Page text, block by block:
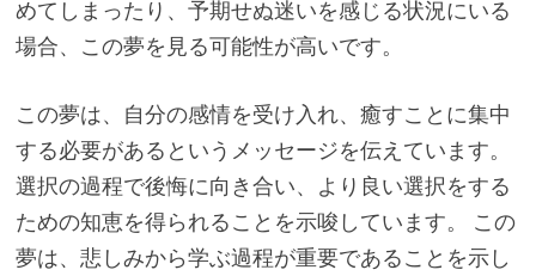
めてしまったり、予期せぬ迷いを感じる状況にいる
場合、この夢を見る可能性が高いです。
この夢は、自分の感情を受け入れ、癒すことに集中
する必要があるというメッセージを伝えています。
選択の過程で後悔に向き合い、より良い選択をする
ための知恵を得られることを示唆しています。 この
夢は、悲しみから学ぶ過程が重要であることを示し